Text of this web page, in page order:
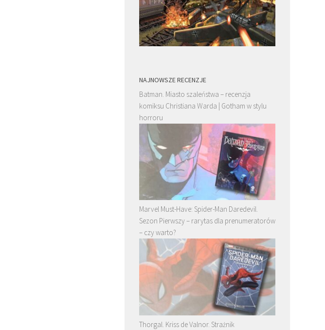
NAJNOWSZE RECENZJE
Batman. Miasto szaleństwa – recenzja
komiksu Christiana Warda | Gotham w stylu
horroru
Marvel Must-Have: Spider-Man Daredevil.
Sezon Pierwszy – rarytas dla prenumeratorów
– czy warto?
Thorgal. Kriss de Valnor. Strażnik